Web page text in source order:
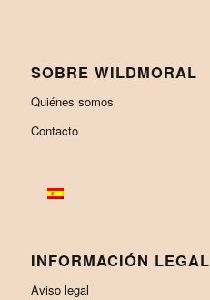
SOBRE WILDMORAL
Quiénes somos
Contacto
INFORMACIÓN LEGAL
Aviso legal